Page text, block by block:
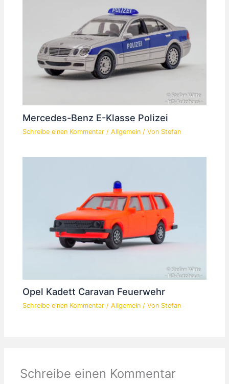
Mercedes-Benz E-Klasse Polizei
Schreibe einen Kommentar /Allgemein / Von Stefan
Opel Kadett Caravan Feuerwehr
Schreibe einen Kommentar /Allgemein / Von Stefan
Schreibe einen Kommentar